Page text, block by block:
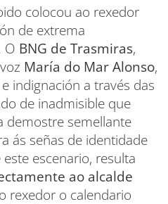
colocou ao rexedor
de extrema
O BNG de Trasmiras,
María do Mar Alonso,
indignación a través das
de inadmisible que
demostre semellante
ás señas de identidade
escenario, resulta
ao alcalde
rexedor o calendario